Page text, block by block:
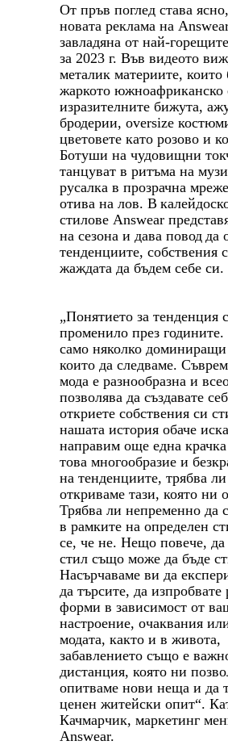
От пръв поглед става
новата реклама на
завладяна от най-
за 2023 г. Във видеото
металик материите, които
жаркото южноафриканско
изразителните бижута,
бродерии, oversize
цветовете като розово и
Ботуши на чудовищни
танцуват в ритъма на
русалка в прозрачна
отива на лов. В
стилове Answear
на сезона и дава повод да
тенденциите, собствения
жаждата да бъдем себе си.
„Понятието за тенденция
променило през
само няколко доминиращи
които да следваме.
мода е разнообразна и
позволява да създавате
откриете собствения си
нашата история обаче
направим още една
това многообразие и
на тенденциите, трябва
откриваме тази, която ни
Трябва ли непременно да
в рамките на определен
се, че не. Нещо повече,
стил също може да бъде
Насърчаваме ви да
да търсите, да изпробвате
форми в зависимост от
настроение, очаквания
модата, както и в живота,
забавлението също е
дистанция, която ни
опитваме нови неща и да
ценен житейски опит“.
Качмарчик, маркетинг
Answear.